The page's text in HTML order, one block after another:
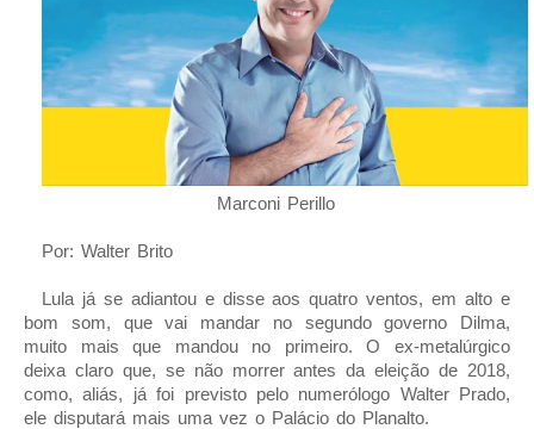
Marconi Perillo
Por: Walter Brito
Lula já se adiantou e disse aos quatro ventos, em alto e
bom som, que vai mandar no segundo governo Dilma,
muito mais que mandou no primeiro. O ex-metalúrgico
deixa claro que, se não morrer antes da eleição de 2018,
como, aliás, já foi previsto pelo numerólogo Walter Prado,
ele disputará mais uma vez o Palácio do Planalto.